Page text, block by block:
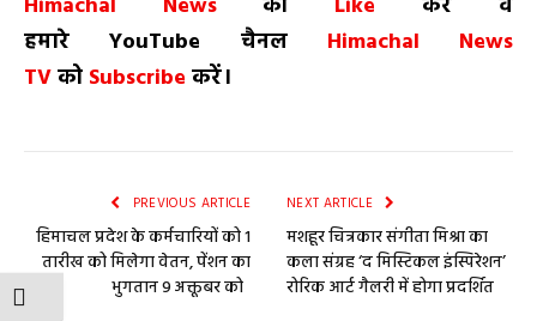
TOGGLE FONT SIZE
हमारे YouTube चैनल
Himachal News
TVको Subscribe करें।
PREVIOUS ARTICLE
हिमाचल प्रदेश के कर्मचारियों को 1
तारीख को मिलेगा वेतन, पेंशन का
भुगतान 9 अक्तूबर को
NEXT ARTICLE
मशहूर चित्रकार संगीता मिश्रा का
कला संग्रह ‘द मिस्टिकल इंस्पिरेशन’
रोरिक आर्ट गैलरी में होगा प्रदर्शित